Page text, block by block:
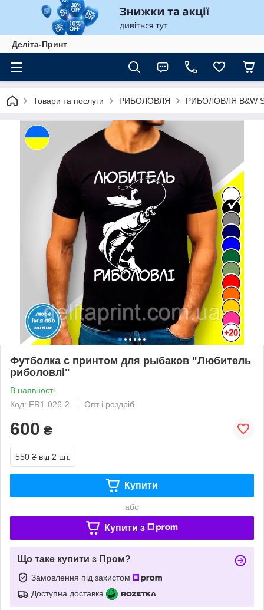
Деліта-Принт
Товари та послуги РИБОЛОВЛЯ РИБОЛОВЛЯ B&W
Футболка с принтом для рыбаков "Любитель
риболовлі"
В наявності
Код: FR1-026-2
Опт і роздріб
600 ₴
550 ₴ від 2 шт.
Купити
або
Купити з
Що таке купити з Пром?
Замовлення під захистом
Доступна доставка